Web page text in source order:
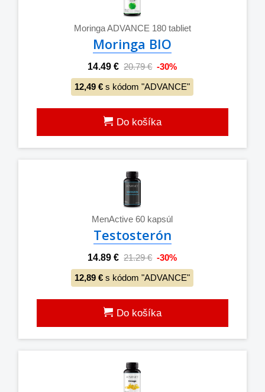
Moringa ADVANCE 180 tabliet
Moringa BIO
14.49 € 20.79 € -30%
12,49 € s kódom "ADVANCE"
Do košíka
MenActive 60 kapsúl
Testosterón
14.89 € 21.29 € -30%
12,89 € s kódom "ADVANCE"
Do košíka